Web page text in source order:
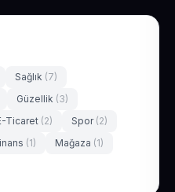
Sağlık (7)
Güzellik (3)
Ticaret (2) Spor (2)
(1) Mağaza (1)